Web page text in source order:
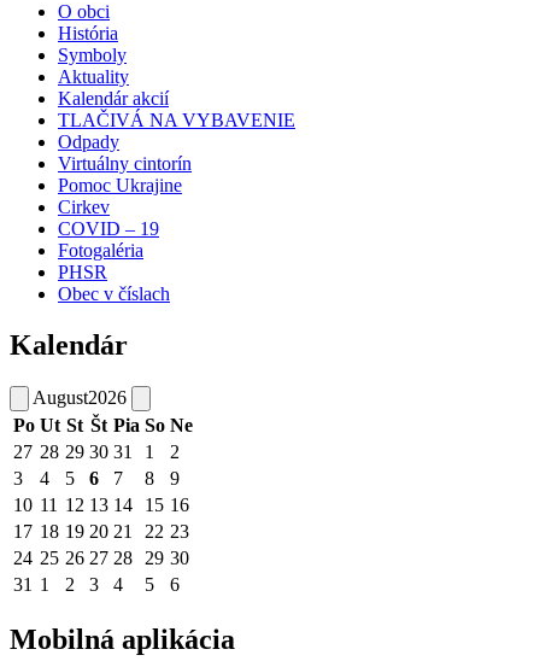
O obci
História
Symboly
Aktuality
Kalendár akcií
TLAČIVÁ NA VYBAVENIE
Odpady
Virtuálny cintorín
Pomoc Ukrajine
Cirkev
COVID – 19
Fotogaléria
PHSR
Obec v číslach
Kalendár
August2026
Po Ut St Št Pia So Ne
27 28 29 30 31 1
2
3
4 5 6 7 8
9
10 11 12 13 14 15 16
17 18 19 20 21 22 23
24 25 26 27 28 29 30
31 1 2 3 4 5 6
Mobilná aplikácia